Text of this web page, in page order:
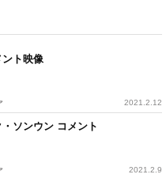
ト映像
2021.2.12
ソンウン コメント
2021.2.9